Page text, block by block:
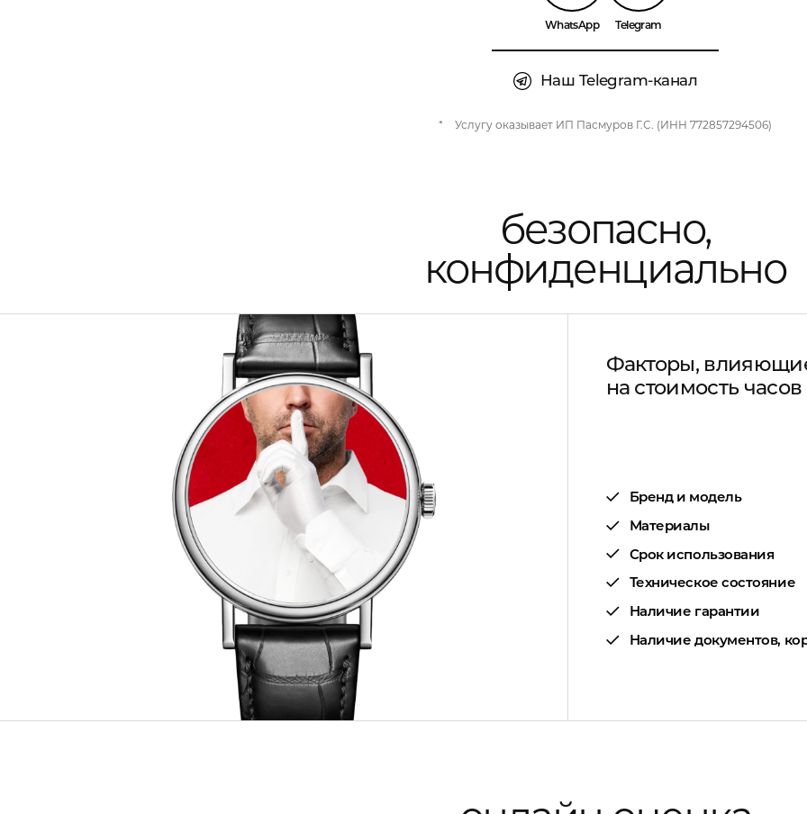
WhatsApp Telegram
Наш Telegram-канал
* Услугу оказывает ИП Пасмуров Г.С. (ИНН 772857294506)
безопасно,
конфиденциально
Факторы,
на стоимость часов
Бренд и модель
Материалы
Срок использования
Техническое состояние
Наличие гарантии
Наличие документов,